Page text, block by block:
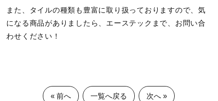
また、タイルの種類も豊富に取り扱っておりますので、気
になる商品がありましたら、エーステックまで、お問い合
わせください！
« 前へ 一覧へ戻る 次へ »